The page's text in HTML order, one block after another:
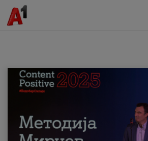
МК EN